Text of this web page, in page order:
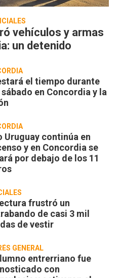
vehículos y armas
un detenido
el tiempo durante
en Concordia y la
Uruguay continúa en
y en Concordia se
por debajo de los 11
frustró un
de casi 3 mil
de vestir
GENERAL
entrerriano fue
con